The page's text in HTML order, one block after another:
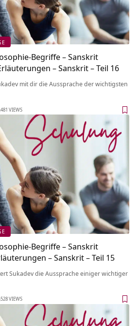
Begriffe – Sanskrit
– Sanskrit – Teil 16
mit dir die Aussprache der wichtigsten
481 VIEWS
Begriffe – Sanskrit
– Sanskrit – Teil 15
Sukadev die Aussprache einiger wichtiger
528 VIEWS